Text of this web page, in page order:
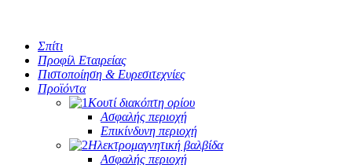
Σπίτι
Προφίλ Εταιρείας
Πιστοποίηση & Ευρεσιτεχνίες
Προϊόντα
Κουτί διακόπτη ορίου
Ασφαλής περιοχή
Επικίνδυνη περιοχή
Ηλεκτρομαγνητική βαλβίδα
Ασφαλής περιοχή